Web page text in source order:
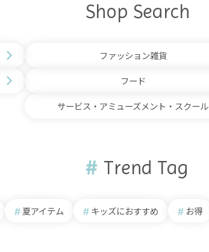
Shop Search
ファッション雑貨
フード
サービス・アミューズメント・スクール
Trend Tag
夏アイテム キッズにおすすめ お得